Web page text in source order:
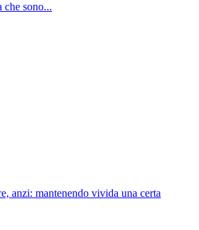
che sono...
anzi: mantenendo vivida una certa